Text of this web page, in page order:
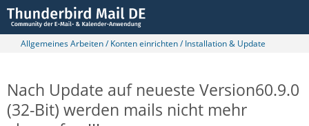
Allgemeines Arbeiten / Konten einrichten / Installation & Update
Nach Update auf neueste Version60.9.0
(32-Bit) werden mails nicht mehr